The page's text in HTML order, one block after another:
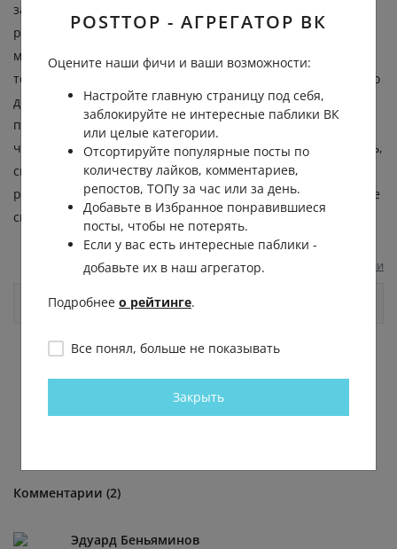
запомнить его. Отметьте, что вы ни о чем не
размышляете, ничего не обдумываете в этот момент. Если
мысли все-таки появятся, значит, внимание уже не в двух
точках. Тренируйтесь удерживать это состояние как можно
дольше. Потом пробуйте удерживать это состояние без
помощи пальцев, удерживайте его усилием воли. Если
чувствуете, что сейчас появятся мысли или уже появились,
снова раздвоите внимание. Использовать можно,
разумеется, не только пальцы. Можете даже поставить две
свечки и смотреть сразу на обе.
Сообщить о нарушении
Комментарии
Комментарии (2)
Эдуард Беньяминов
POSTTOP - АГРЕГАТОР ВК
Оцените наши фичи и ваши возможности:
Настройте главную страницу под себя,
заблокируйте не интересные паблики ВК
или целые категории.
Отсортируйте популярные посты по
количеству лайков, комментариев,
репостов, ТОПу за час или за день.
Добавьте в Избранное понравившиеся
посты, чтобы не потерять.
Если у вас есть интересные паблики -
добавьте их в наш агрегатор.
Подробнее о рейтинге.
Все понял, больше не показывать
Закрыть